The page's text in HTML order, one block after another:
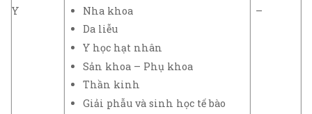
Y
Nha khoa
Da liễu
Y học hạt nhân
Sản khoa – Phụ khoa
Thần kinh
Giải phẫu và sinh học tế bào
–